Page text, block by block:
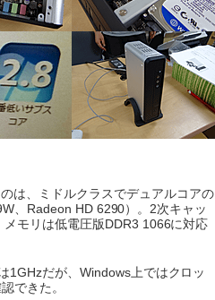
は、ミドルクラスでデュアルコアの
、Radeon HD 6290）。2次キャッ
モリは低電圧版DDR3 1066に対応
だが、Windows上ではクロッ
できた。